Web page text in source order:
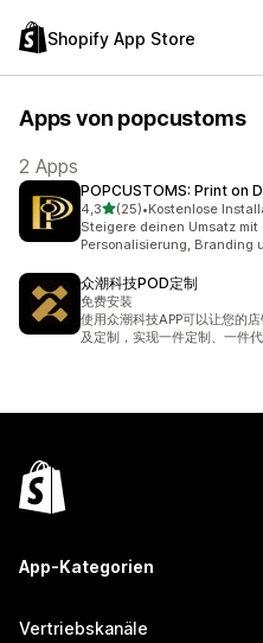
Shopify App Store
Apps von popcustoms
2 Apps
POPCUSTOMS: Print on
4,3von 5 Sternen
(25)
25 Rezensionen insgesamt
•Kostenlose
Steigere deinen Umsatz
Personalisierung, Branding
众潮科技POD定制
免费安装
使用众潮科技APP可以让您的
及定制，实现一件定制、一件代
App-Kategorien
Vertriebskanäle